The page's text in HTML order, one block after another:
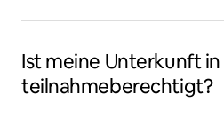
Ist meine Unterkunft
teilnahmeberechtigt?